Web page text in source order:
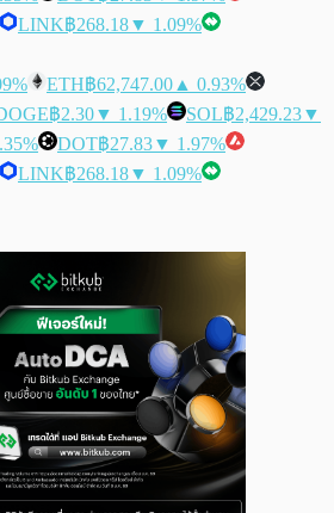
LINK฿268.18▼ 1.09%
ETH฿62,747.00 ▲ 0.93%
฿2.30▼ 1.19% SOL฿2,429.23▼
DOT฿27.83▼ 1.97%
LINK฿268.18▼ 1.09%